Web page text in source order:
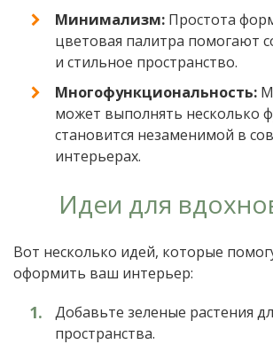
Минимализм: Простота
цветовая палитра помогают
и стильное пространство.
Многофункциональность:
может выполнять несколько
становится незаменимой в
интерьерах.
Идеи для
Вот несколько идей, которые
оформить ваш интерьер:
Добавьте зеленые растения
пространства.